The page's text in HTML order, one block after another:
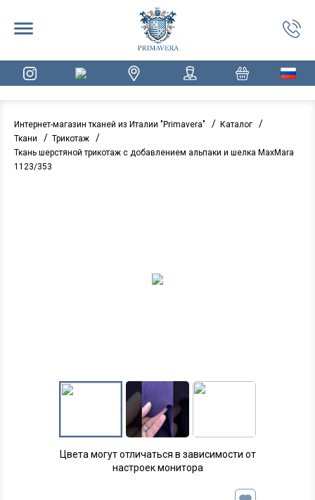
Интернет-магазин тканей из Италии "Primavera" / Каталог /
Ткани / Трикотаж /
Ткань шерстяной трикотаж с добавлением альпаки и шелка MaxMara
1123/353
Цвета могут отличаться в зависимости от
настроек монитора